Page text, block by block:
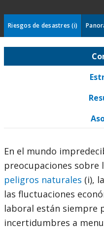
Riesgos de desastres (i)
En el mundo
preocupaciones sobre
peligros naturales (i),
las fluctuaciones
laboral están siempre
incertidumbres a